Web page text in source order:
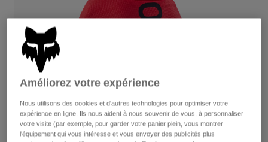
Pantalons
Shorts
Vestes
Gants
Pantalons
Gants
Protections
Masques
Chemises
Voir tout
Femme
T-shirts et tops
Sweats et Pulls
Masques
Chaussettes
Voir tout
Moto
Améliorez votre expérience
Nous utilisons des cookies et d'autres technologies pour optimiser votre
expérience en ligne. Ils nous aident à nous souvenir de vous, à personnaliser
votre visite (par exemple, pour garder votre panier plein, vous montrer
l'équipement qui vous intéresse et vous envoyer des publicités plus